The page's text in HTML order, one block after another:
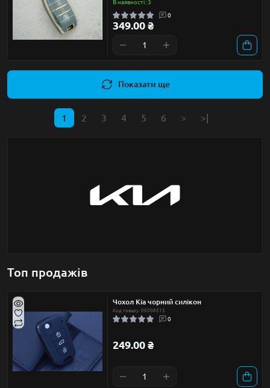
В наявності: 3
0
349.00 ₴
Показати ще
1 2 3 4 5 6 > >|
Топ продажів
Чохол Kia чорний силікон
Код товару: 00008515
0
249.00 ₴